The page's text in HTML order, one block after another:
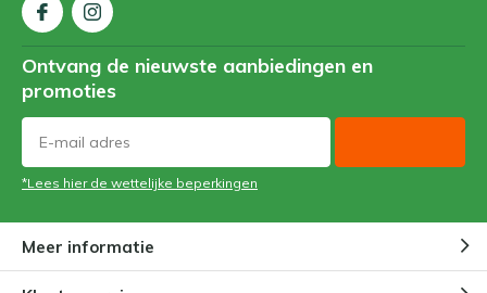
Ontvang de nieuwste aanbiedingen en
promoties
*Lees hier de wettelijke beperkingen
Meer informatie